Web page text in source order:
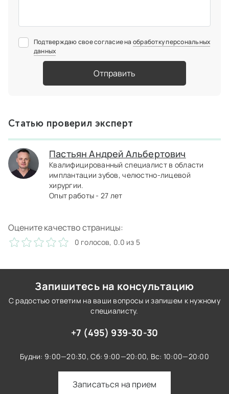
Подтверждаю свое согласие на обработку персональных
данных
Отправить
Статью проверил эксперт
Пастьян Андрей Альбертович
Квалифицированный специалист в области
имплантации зубов, челюстно-лицевой
хирургии.
Опыт работы - 27 лет
Оцените качество страницы:
0 голосов, 0.0 из 5
Запишитесь на консультацию
С радостью ответим на ваши вопросы и запишем к нужному
специалисту.
+7 (495) 939-30-30
Будни: 9:00—20:30, Сб: 9:00—20:00, Вс: 10:00—20:00
Записаться на прием